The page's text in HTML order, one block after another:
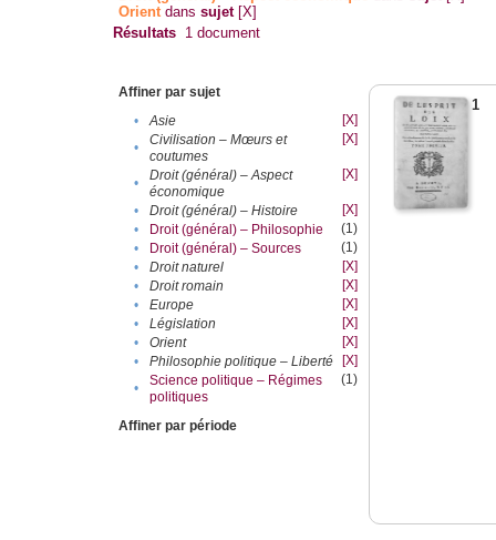
Orientdanssujet [X]
Résultats 1 document
Affiner par sujet
•
Asie
[X]
•
Civilisation – Mœurs et
coutumes
[X]
•
Droit (général) – Aspect
économique
[X]
• Droit (général) – Histoire
[X]
•
Droit (général) – Philosophie
(1)
•
Droit (général) – Sources
(1)
•
Droit naturel
[X]
•
Droit romain
[X]
•
Europe
[X]
•
Législation
[X]
•
Orient
[X]
•
Philosophie politique – Liberté
[X]
•
Science politique – Régimes
politiques
(1)
Affiner par période
1